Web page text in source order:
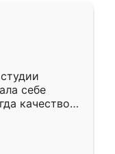
себе
качеством
уже почти